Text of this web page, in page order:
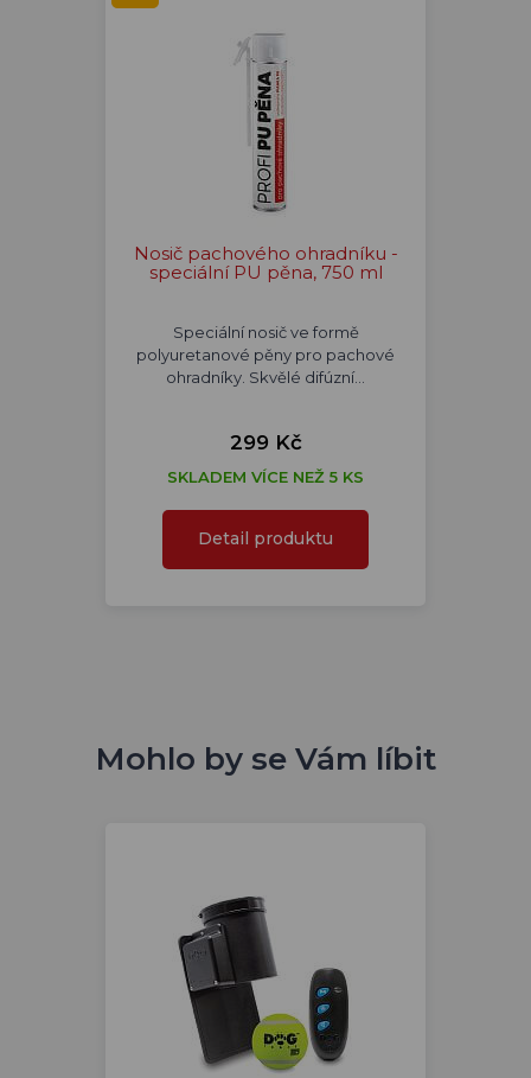
Nosič pachového ohradníku -
speciální PU pěna, 750 ml
Speciální nosič ve formě
polyuretanové pěny pro pachové
ohradníky. Skvělé difúzní…
299 Kč
SKLADEM VÍCE NEŽ 5 KS
Detail produktu
Mohlo by se Vám líbit